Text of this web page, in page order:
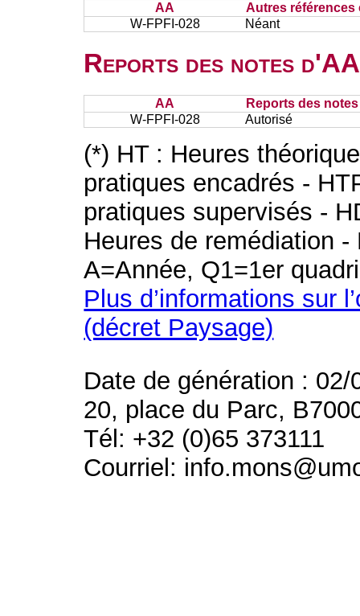
AA
Autres références
W-FPFI-028
Néant
Reports des notes
AA
Reports des
W-FPFI-028
Autorisé
(*) HT : Heures
pratiques encadrés -
pratiques supervisés -
Heures de remédiation
A=Année, Q1=1er
Plus d’informations sur
(décret Paysage)
Date de génération : 02/
20, place du Parc,
Tél: +32 (0)65 373111
Courriel: